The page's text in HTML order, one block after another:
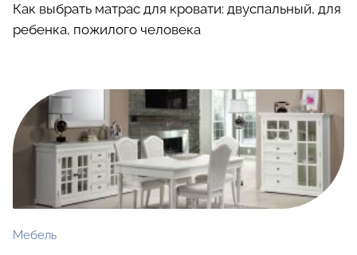
Как выбрать матрас для кровати: двуспальный, для
ребенка, пожилого человека
Мебель